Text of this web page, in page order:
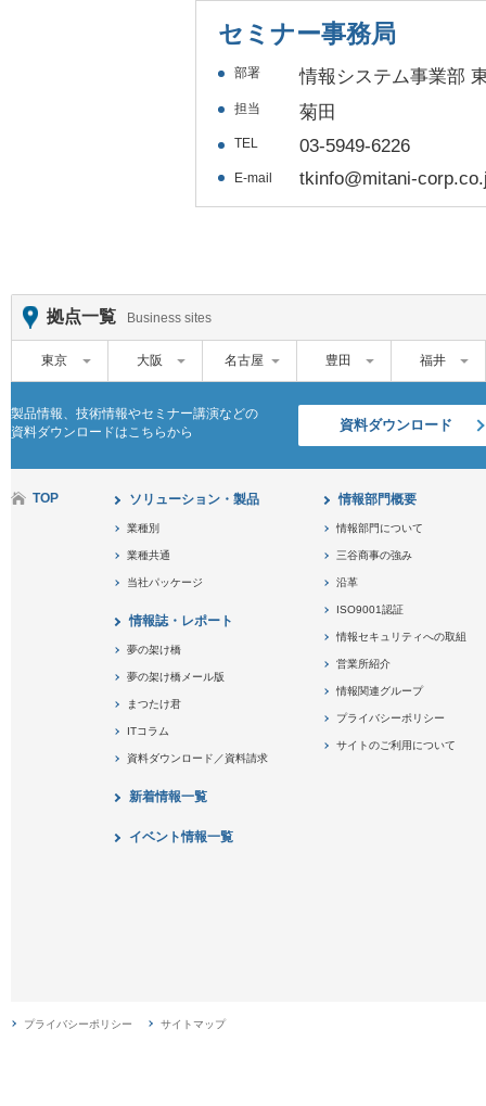
セミナー事務局
部署 情報システム事業部
担当 菊田
TEL 03-5949-6226
E-mail tkinfo@mitani-
拠点一覧 Business sites
東京 大阪 名古屋 豊田 福井
製品情報、技術情報やセミナー講演などの
資料ダウンロードはこちらから
資料ダウンロード
TOP ソリューション・製品
業種別
業種共通
当社パッケージ
情報誌・レポート
夢の架け橋
夢の架け橋メール版
まつたけ君
ITコラム
資料ダウンロード／資料請求
新着情報一覧
イベント情報一覧
情報部門概要
情報部門について
三谷商事の強み
沿革
ISO9001認証
情報セキュリティへの取組
営業所紹介
情報関連グループ
プライバシーポリシー
サイトのご利用について
プライバシーポリシー サイトマップ